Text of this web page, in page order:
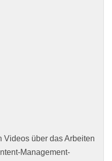
Videos über das Arbeiten
Management-